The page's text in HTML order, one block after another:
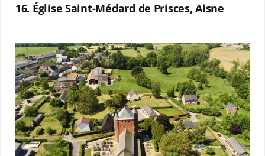
16. Église Saint-Médard de Prisces, Aisne